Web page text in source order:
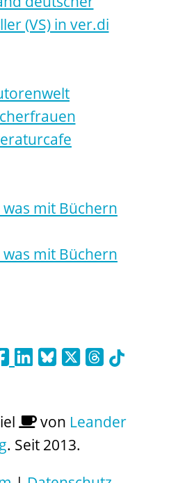
von Leander
. Seit 2013.